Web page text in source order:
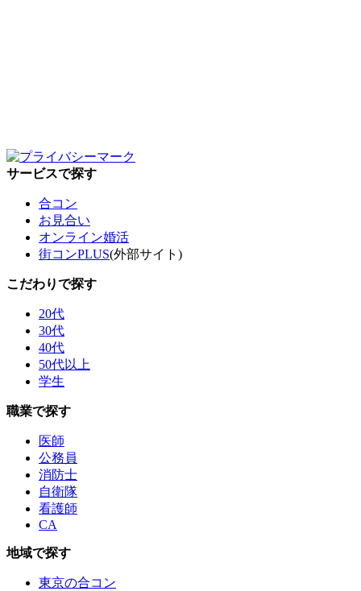
サービスで探す
合コン
お見合い
オンライン婚活
街コンPLUS(外部サイト)
こだわりで探す
20代
30代
40代
50代以上
学生
職業で探す
医師
公務員
消防士
自衛隊
看護師
CA
地域で探す
東京の合コン